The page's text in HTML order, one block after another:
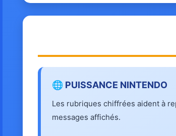
🌐 PUISSANCE NINTENDO
Les rubriques chiffrées aident à
messages affichés.